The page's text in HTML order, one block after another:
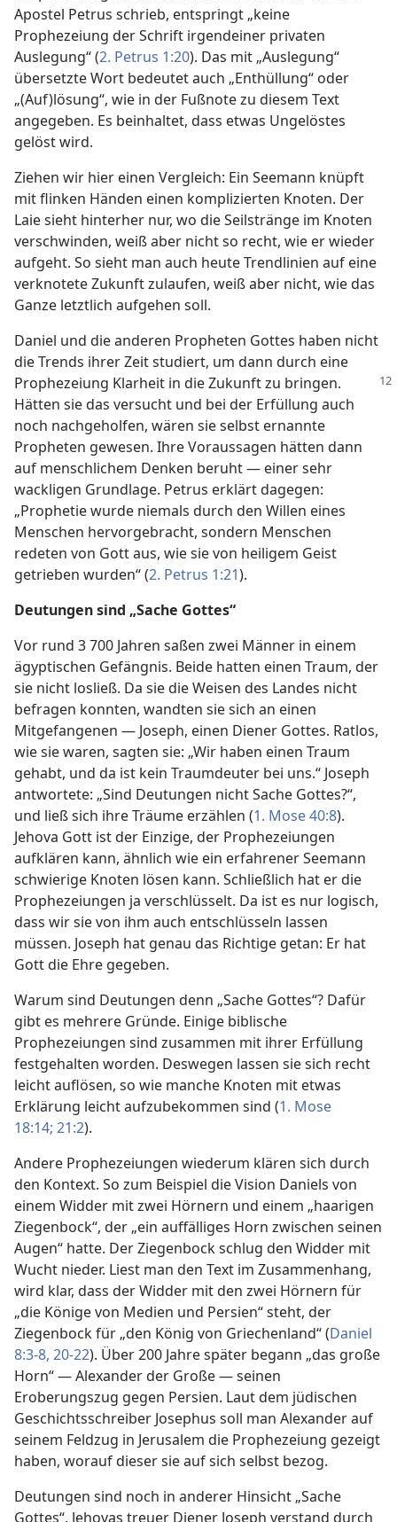
Apostel Petrus schrieb, entspringt „keine
Prophezeiung der Schrift irgendeiner privaten
Auslegung“ (2. Petrus 1:20). Das mit „Auslegung“
übersetzte Wort bedeutet auch „Enthüllung“ oder
„(Auf)lösung“, wie in der Fußnote zu diesem Text
angegeben. Es beinhaltet, dass etwas Ungelöstes
gelöst wird.
Ziehen wir hier einen Vergleich: Ein Seemann knüpft
mit flinken Händen einen komplizierten Knoten. Der
Laie sieht hinterher nur, wo die Seilstränge im Knoten
verschwinden, weiß aber nicht so recht, wie er wieder
aufgeht. So sieht man auch heute Trendlinien auf eine
verknotete Zukunft zulaufen, weiß aber nicht, wie das
Ganze letztlich aufgehen soll.
Daniel und die anderen Propheten Gottes haben nicht
die Trends ihrer Zeit studiert, um dann durch eine
Prophezeiung Klarheit in dieZukunft zu bringen.
Hätten sie das versucht und bei der Erfüllung auch
noch nachgeholfen, wären sie selbst ernannte
Propheten gewesen. Ihre Voraussagen hätten dann
auf menschlichem Denken beruht — einer sehr
wackligen Grundlage. Petrus erklärt dagegen:
„Prophetie wurde niemals durch den Willen eines
Menschen hervorgebracht, sondern Menschen
redeten von Gott aus, wie sie von heiligem Geist
getrieben wurden“ (2. Petrus 1:21).
Deutungen sind „Sache Gottes“
Vor rund 3 700 Jahren saßen zwei Männer in einem
ägyptischen Gefängnis. Beide hatten einen Traum, der
sie nicht losließ. Da sie die Weisen des Landes nicht
befragen konnten, wandten sie sich an einen
Mitgefangenen — Joseph, einen Diener Gottes. Ratlos,
wie sie waren, sagten sie: „Wir haben einen Traum
gehabt, und da ist kein Traumdeuter bei uns.“ Joseph
antwortete: „Sind Deutungen nicht Sache Gottes?“,
und ließ sich ihre Träume erzählen (1. Mose 40:8).
Jehova Gott ist der Einzige, der Prophezeiungen
aufklären kann, ähnlich wie ein erfahrener Seemann
schwierige Knoten lösen kann. Schließlich hat er die
Prophezeiungen ja verschlüsselt. Da ist es nur logisch,
dass wir sie von ihm auch entschlüsseln lassen
müssen. Joseph hat genau das Richtige getan: Er hat
Gott die Ehre gegeben.
Warum sind Deutungen denn „Sache Gottes“? Dafür
gibt es mehrere Gründe. Einige biblische
Prophezeiungen sind zusammen mit ihrer Erfüllung
festgehalten worden. Deswegen lassen sie sich recht
leicht auflösen, so wie manche Knoten mit etwas
Erklärung leicht aufzubekommen sind (1. Mose
18:14; 21:2).
Andere Prophezeiungen wiederum klären sich durch
den Kontext. So zum Beispiel die Vision Daniels von
einem Widder mit zwei Hörnern und einem „haarigen
Ziegenbock“, der „ein auffälliges Horn zwischen seinen
Augen“ hatte. Der Ziegenbock schlug den Widder mit
Wucht nieder. Liest man den Text im Zusammenhang,
wird klar, dass der Widder mit den zwei Hörnern für
„die Könige von Medien und Persien“ steht, der
Ziegenbock für „den König von Griechenland“ (Daniel
8:3-8, 20-22). Über 200 Jahre später begann „das große
Horn“ — Alexander der Große — seinen
Eroberungszug gegen Persien. Laut dem jüdischen
Geschichtsschreiber Josephus soll man Alexander auf
seinem Feldzug in Jerusalem die Prophezeiung gezeigt
haben, worauf dieser sie auf sich selbst bezog.
Deutungen sind noch in anderer Hinsicht „Sache
Gottes“. Jehovas treuer Diener Joseph verstand durch